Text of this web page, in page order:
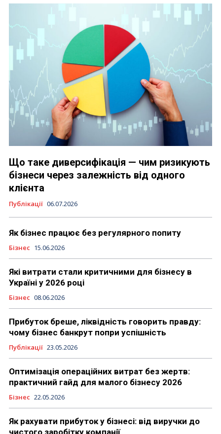
Що таке диверсифікація — чим ризикують
бізнеси через залежність від одного
клієнта
Публікації 06.07.2026
Як бізнес працює без регулярного попиту
Бізнес 15.06.2026
Які витрати стали критичними для бізнесу в
Україні у 2026 році
Бізнес 08.06.2026
Прибуток бреше, ліквідність говорить правду:
чому бізнес банкрут попри успішність
Публікації 23.05.2026
Оптимізація операційних витрат без жертв:
практичний гайд для малого бізнесу 2026
Бізнес 22.05.2026
Як рахувати прибуток у бізнесі: від виручки до
чистого заробітку компанії